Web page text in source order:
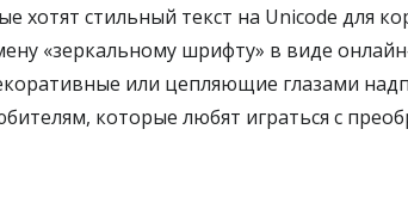
хотят стильный текст на Unicode для
«зеркальному шрифту» в виде
или цепляющие глазами
которые любят играться с